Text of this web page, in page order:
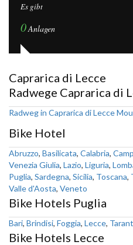
Es gibt
0Anlagen
Caprarica di Lecce
Radwege Caprarica di
Radweg in Caprarica di Lecce
Bike Hotel
Abruzzo, Basilicata, Calabria,
Venezia Giulia, Lazio, Liguria,
Puglia, Sardegna, Sicilia, Toscana,
Valle d'Aosta, Veneto
Bike Hotels Puglia
Bari, Brindisi, Foggia, Lecce,
Bike Hotels Lecce